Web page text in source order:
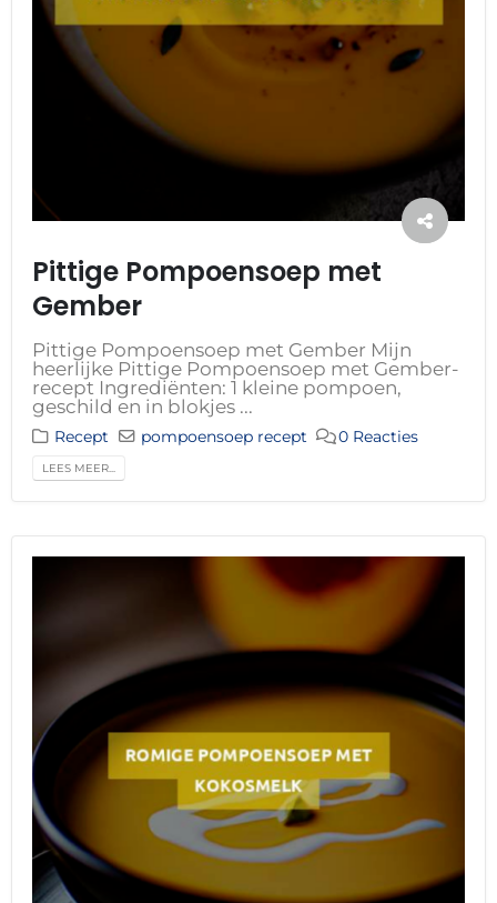
Pittige Pompoensoep met
Gember
Pittige Pompoensoep met Gember Mijn
heerlijke Pittige Pompoensoep met Gember-
recept Ingrediënten: 1 kleine pompoen,
geschild en in blokjes ...
Recept pompoensoep recept 0 Reacties
LEES MEER...